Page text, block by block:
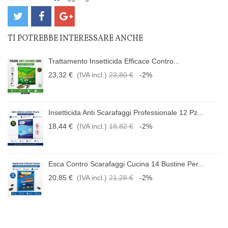
TI POTREBBE INTERESSARE ANCHE
Trattamento Insetticida Efficace Contro...
23,32 € (IVA incl.) 23,80 € -2%
Insetticida Anti Scarafaggi Professionale 12 Pz...
18,44 € (IVA incl.) 18,82 € -2%
Esca Contro Scarafaggi Cucina 14 Bustine Per...
20,85 € (IVA incl.) 21,28 € -2%